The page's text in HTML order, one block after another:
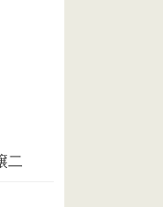
二